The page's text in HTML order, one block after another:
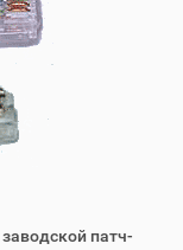
патч-